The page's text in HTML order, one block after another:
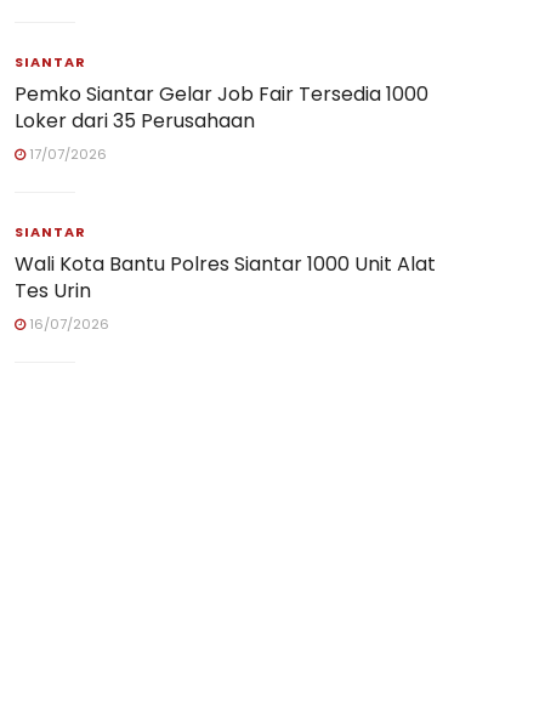
SIANTAR
Pemko Siantar Gelar Job Fair Tersedia 1000
Loker dari 35 Perusahaan
17/07/2026
SIANTAR
Wali Kota Bantu Polres Siantar 1000 Unit Alat
Tes Urin
16/07/2026